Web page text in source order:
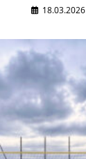
18.03.2026